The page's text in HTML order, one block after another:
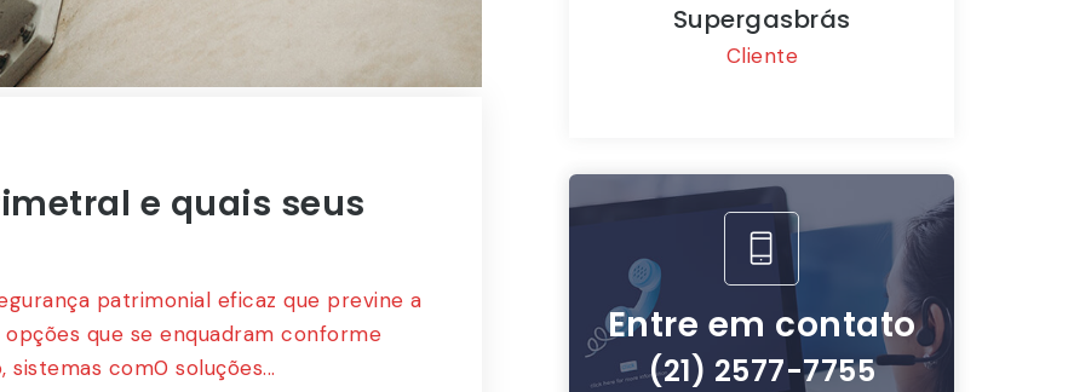
e quais seus
patrimonial eficaz que previne a
que se enquadram conforme
com0 soluções...
Cliente
Walmart
Entre em contato
(21) 2577-7755